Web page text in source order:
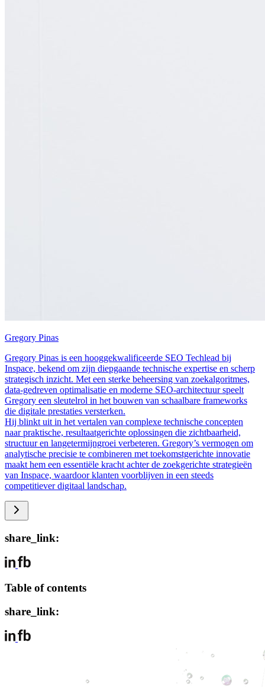
Gregory Pinas
Gregory Pinas is een hooggekwalificeerde SEO Techlead bij
Inspace, bekend om zijn diepgaande technische expertise en scherp
strategisch inzicht. Met een sterke beheersing van zoekalgoritmes,
data-gedreven optimalisatie en moderne SEO-architectuur speelt
Gregory een sleutelrol in het bouwen van schaalbare frameworks
die digitale prestaties versterken.
Hij blinkt uit in het vertalen van complexe technische concepten
naar praktische, resultaatgerichte oplossingen die zichtbaarheid,
structuur en langetermijngroei verbeteren. Gregory’s vermogen om
analytische precisie te combineren met toekomstgerichte innovatie
maakt hem een essentiële kracht achter de zoekgerichte strategieën
van Inspace, waardoor klanten voorblijven in een steeds
competitiever digitaal landschap.
share_link:
Table of contents
share_link: